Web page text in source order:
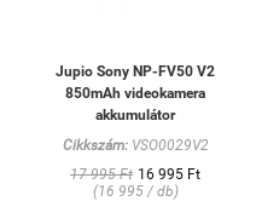
Jupio Sony NP-FV50 V2
850mAh videokamera
akkumulátor
Cikkszám:VSO0029V2
17 995 Ft 16 995 Ft
(16 995 / db)